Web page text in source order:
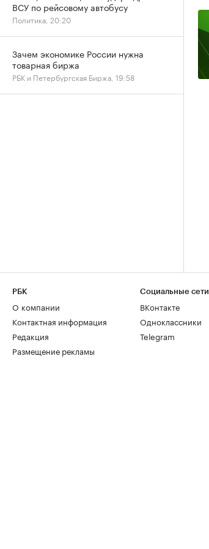
ВСУ по рейсовому автобусу
Политика, 20:20
Зачем экономике России нужна
товарная биржа
РБК и Петербургская Биржа, 19:58
РБК
О компании
Контактная информация
Редакция
Размещение рекламы
Социальные сети
ВКонтакте
Одноклассники
Telegram